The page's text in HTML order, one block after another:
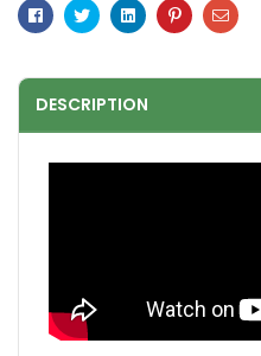
Facebook
TwitterLinkedinPinterestEmail
DESCRIPTION